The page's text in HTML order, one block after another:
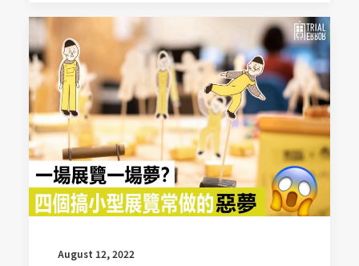
August 12, 2022